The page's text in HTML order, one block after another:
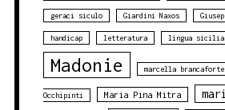
geraci siculo Giardini Naxos
handicap letteratura lingua
Madonie marcella brancaforte
Occhipinti Maria Pina Mitra